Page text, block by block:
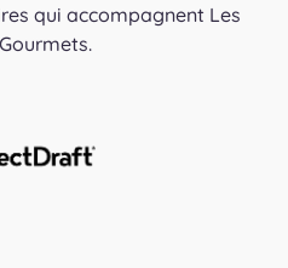
qui accompagnent Les